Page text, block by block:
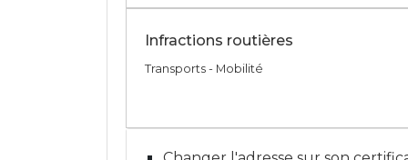
Infractions routières
Transports - Mobilité